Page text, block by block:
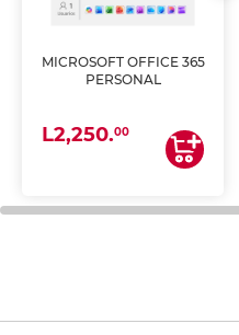
MICROSOFT OFFICE 365
PERSONAL
L2,250.00